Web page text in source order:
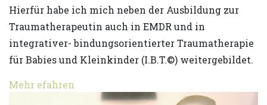
Hierfür habe ich mich neben der Ausbildung zur
Traumatherapeutin auch in EMDR und in
integrativer- bindungsorientierter Traumatherapie
für Babies und Kleinkinder (I.B.T.©) weitergebildet.
Mehr efahren